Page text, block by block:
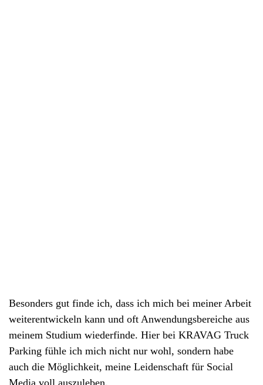
Besonders gut finde ich, dass ich mich bei meiner Arbeit
weiterentwickeln kann und oft Anwendungsbereiche aus
meinem Studium wiederfinde. Hier bei KRAVAG Truck
Parking fühle ich mich nicht nur wohl, sondern habe
auch die Möglichkeit, meine Leidenschaft für Social